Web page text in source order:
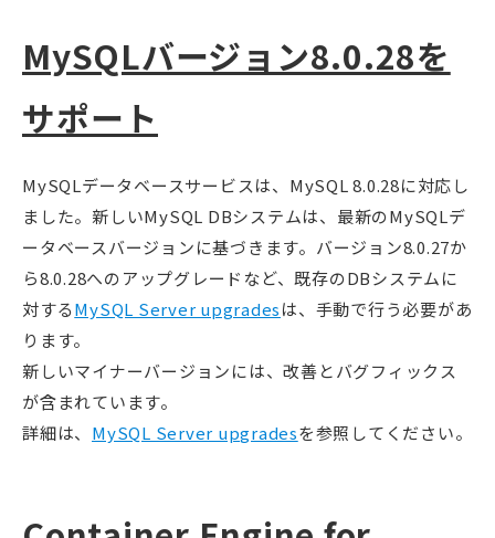
MySQLバージョン8.0.28を
サポート
MySQLデータベースサービスは、MySQL 8.0.28に対応し
ました。新しいMySQL DBシステムは、最新のMySQLデ
ータベースバージョンに基づきます。バージョン8.0.27か
ら8.0.28へのアップグレードなど、既存のDBシステムに
対するMySQL Server upgradesは、手動で行う必要があ
ります。
新しいマイナーバージョンには、改善とバグフィックス
が含まれています。
詳細は、 MySQL Server upgradesを参照してください。